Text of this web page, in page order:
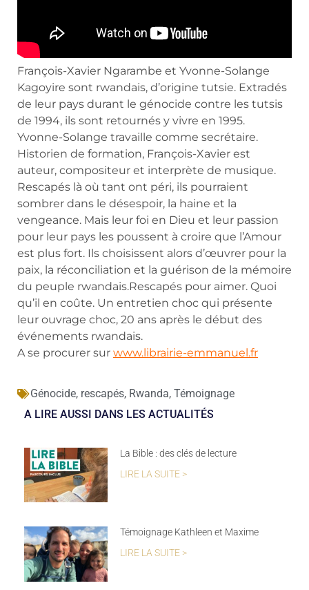
François-Xavier Ngarambe et Yvonne-Solange
Kagoyire sont rwandais, d’origine tutsie. Extradés
de leur pays durant le génocide contre les tutsis
de 1994, ils sont retournés y vivre en 1995.
Yvonne-Solange travaille comme secrétaire.
Historien de formation, François-Xavier est
auteur, compositeur et interprète de musique.
Rescapés là où tant ont péri, ils pourraient
sombrer dans le désespoir, la haine et la
vengeance. Mais leur foi en Dieu et leur passion
pour leur pays les poussent à croire que l’Amour
est plus fort. Ils choisissent alors d’œuvrer pour la
paix, la réconciliation et la guérison de la mémoire
du peuple rwandais.Rescapés pour aimer. Quoi
qu’il en coûte. Un entretien choc qui présente
leur ouvrage choc, 20 ans après le début des
événements rwandais.
A se procurer sur www.librairie-emmanuel.fr
Génocide, rescapés, Rwanda, Témoignage
A LIRE AUSSI DANS LES ACTUALITÉS
La Bible : des clés de lecture
LIRE LA SUITE >
Témoignage Kathleen et Maxime
LIRE LA SUITE >